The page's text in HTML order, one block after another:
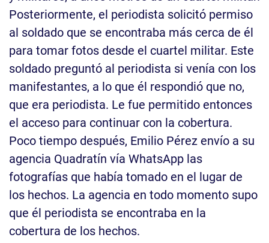
Posteriormente, el periodista solicitó permiso
al soldado que se encontraba más cerca de él
para tomar fotos desde el cuartel militar. Este
soldado preguntó al periodista si venía con los
manifestantes, a lo que él respondió que no,
que era periodista. Le fue permitido entonces
el acceso para continuar con la cobertura.
Poco tiempo después, Emilio Pérez envío a su
agencia Quadratín vía WhatsApp las
fotografías que había tomado en el lugar de
los hechos. La agencia en todo momento supo
que él periodista se encontraba en la
cobertura de los hechos.